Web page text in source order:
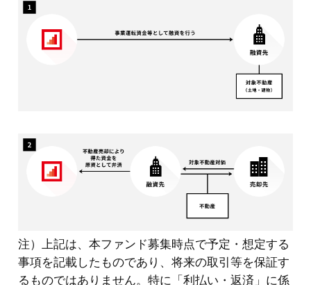
注） 上記は、本ファンド募集時点で予定・想定する
事項を記載したものであり、将来の取引等を保証す
るものではありません。特に「利払い・返済」に係